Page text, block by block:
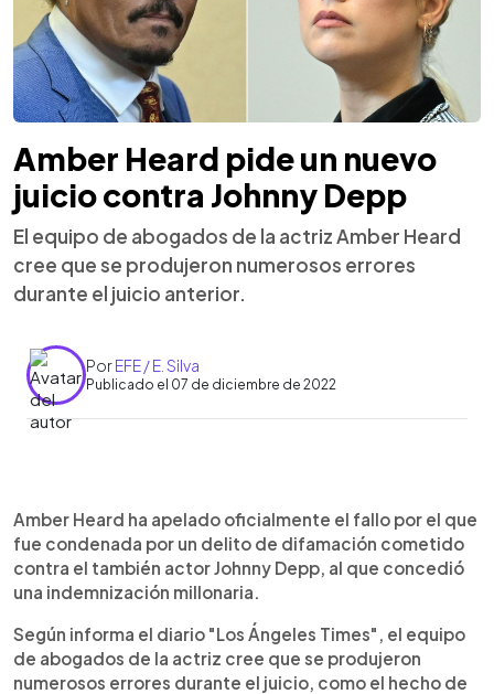
Amber Heard pide un nuevo
juicio contra Johnny Depp
El equipo de abogados de la actriz Amber Heard
cree que se produjeron numerosos errores
durante el juicio anterior.
PorEFE / E. Silva
Publicado el 07 de diciembre de 2022
► Escuchar artículo
Amber Heard ha apelado oficialmente el fallo por el que
fue condenada por un delito de difamación cometido
contra el también actor Johnny Depp, al que concedió
una indemnización millonaria.
Según informa el diario "Los Ángeles Times", el equipo
de abogados de la actriz cree que se produjeron
numerosos errores durante el juicio, como el hecho de